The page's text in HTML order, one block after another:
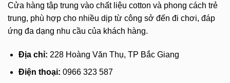
Cửa hàng tập trung vào chất liệu cotton và phong cách trẻ
trung, phù hợp cho nhiều dịp từ công sở đến đi chơi, đáp
ứng đa dạng nhu cầu của khách hàng.
Địa chỉ: 228 Hoàng Văn Thụ, TP Bắc Giang
Điện thoại: 0966 323 587